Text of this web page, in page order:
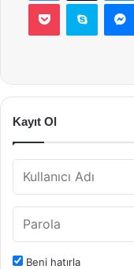
Pocket Skype
Kayıt Ol
Beni hatırla